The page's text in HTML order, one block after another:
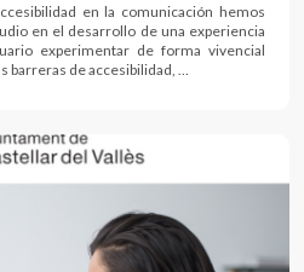
en la comunicación hemos
en el desarrollo de una experiencia
experimentar de forma vivencial
barreras de accesibilidad, …